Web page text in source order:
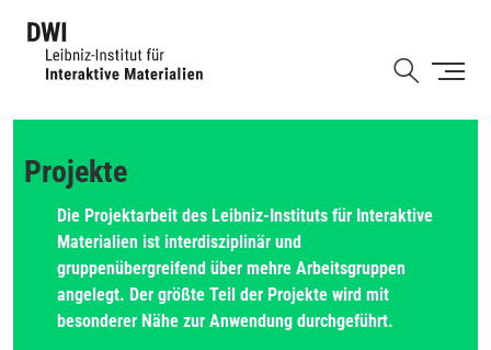
Projekte
Die Projektarbeit des Leibniz-Instituts für Interaktive
Materialien ist interdisziplinär und
gruppenübergreifend über mehre Arbeitsgruppen
angelegt. Der größte Teil der Projekte wird mit
besonderer Nähe zur Anwendung durchgeführt.